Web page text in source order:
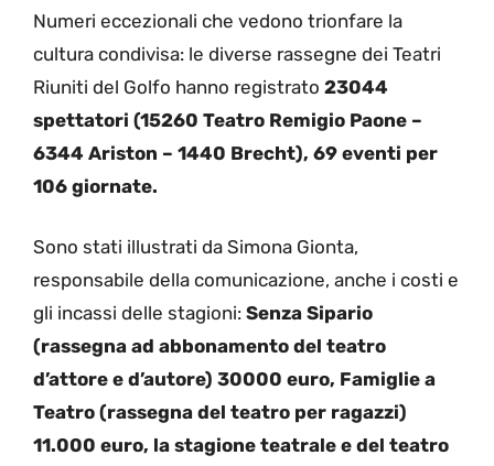
Numeri eccezionali che vedono trionfare la
cultura condivisa: le diverse rassegne dei Teatri
Riuniti del Golfo hanno registrato 23044
spettatori (15260 Teatro Remigio Paone –
6344 Ariston – 1440 Brecht), 69 eventi per
106 giornate.
Sono stati illustrati da Simona Gionta,
responsabile della comunicazione, anche i costi e
gli incassi delle stagioni: Senza Sipario
(rassegna ad abbonamento del teatro
d’attore e d’autore) 30000 euro, Famiglie a
Teatro (rassegna del teatro per ragazzi)
11.000 euro, la stagione teatrale e del teatro